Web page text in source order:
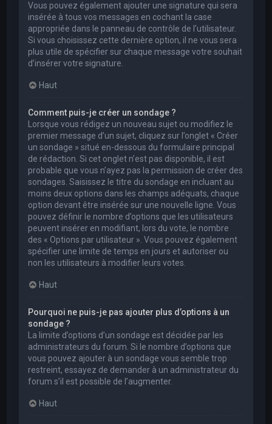
Vous pouvez également ajouter une signature qui sera
insérée à tous vos messages en cochant la case
appropriée dans le panneau de contrôle de l’utilisateur.
Si vous choisissez cette dernière option, il ne vous sera
plus utile de spécifier sur chaque message votre souhait
d’insérer votre signature.
Haut
Comment puis-je créer un sondage ?
Lorsque vous rédigez un nouveau sujet ou modifiez le
premier message d’un sujet, cliquez sur l’onglet « Créer
un sondage » situé en-dessous du formulaire principal
de rédaction. Si cet onglet n’est pas disponible, il est
probable que vous n’ayez pas la permission de créer des
sondages. Saisissez le titre du sondage en incluant au
moins deux options dans les champs adéquats, chaque
option devant être insérée sur une nouvelle ligne. Vous
pouvez définir le nombre d’options que les utilisateurs
peuvent insérer en modifiant, lors du vote, le nombre
des « Options par utilisateur ». Vous pouvez également
spécifier une limite de temps en jours et autoriser ou
non les utilisateurs à modifier leurs votes.
Haut
Pourquoi ne puis-je pas ajouter plus d’options à un
sondage ?
La limite d’options d’un sondage est décidée par les
administrateurs du forum. Si le nombre d’options que
vous pouvez ajouter à un sondage vous semble trop
restreint, essayez de demander à un administrateur du
forum s’il est possible de l’augmenter.
Haut